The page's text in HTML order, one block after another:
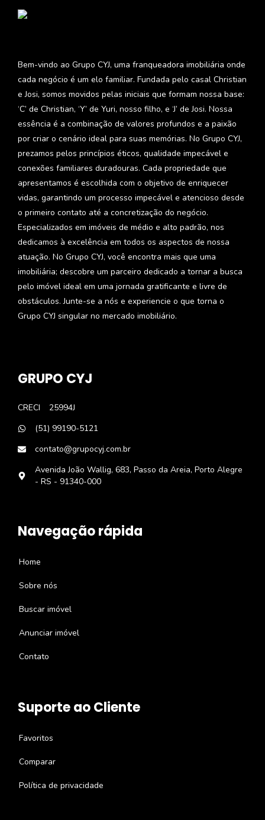
Bem-vindo ao Grupo CYJ, uma franqueadora imobiliária onde
cada negócio é um elo familiar. Fundada pelo casal Christian
e Josi, somos movidos pelas iniciais que formam nossa base:
‘C’ de Christian, ‘Y’ de Yuri, nosso filho, e ‘J’ de Josi. Nossa
essência é a combinação de valores profundos e a paixão
por criar o cenário ideal para suas memórias. No Grupo CYJ,
prezamos pelos princípios éticos, qualidade impecável e
conexões familiares duradouras. Cada propriedade que
apresentamos é escolhida com o objetivo de enriquecer
vidas, garantindo um processo impecável e atencioso desde
o primeiro contato até a concretização do negócio.
Especializados em imóveis de médio e alto padrão, nos
dedicamos à excelência em todos os aspectos de nossa
atuação. No Grupo CYJ, você encontra mais que uma
imobiliária; descobre um parceiro dedicado a tornar a busca
pelo imóvel ideal em uma jornada gratificante e livre de
obstáculos. Junte-se a nós e experiencie o que torna o
Grupo CYJ singular no mercado imobiliário.
GRUPO CYJ
CRECI
25994J
(51) 99190-5121
contato@grupocyj.com.br
Avenida João Wallig, 683, Passo da Areia, Porto Alegre
- RS - 91340-000
Navegação rápida
Home
Sobre nós
Buscar imóvel
Anunciar imóvel
Contato
Suporte ao Cliente
Favoritos
Comparar
Política de privacidade